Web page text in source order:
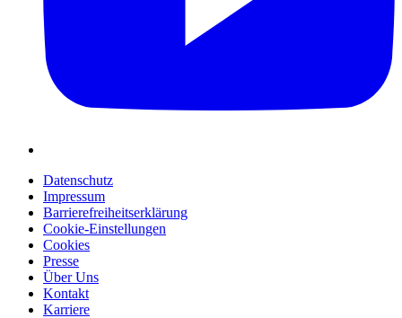
Datenschutz
Impressum
Barrierefreiheitserklärung
Cookie-Einstellungen
Cookies
Presse
Über Uns
Kontakt
Karriere